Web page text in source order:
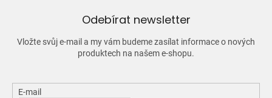
Odebírat newsletter
Vložte svůj e-mail a my vám budeme zasílat informace o nových
produktech na našem e-shopu.
E-mail